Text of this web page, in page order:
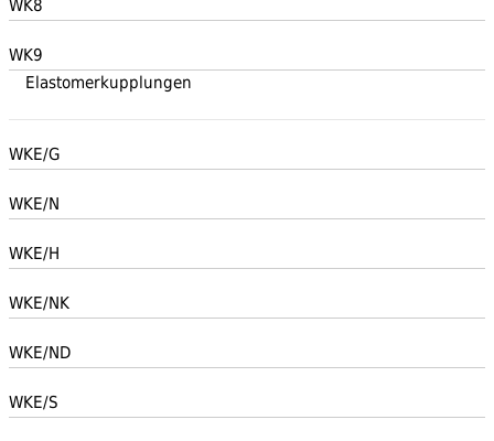
WK8
WK9
Elastomerkupplungen
WKE/G
WKE/N
WKE/H
WKE/NK
WKE/ND
WKE/S